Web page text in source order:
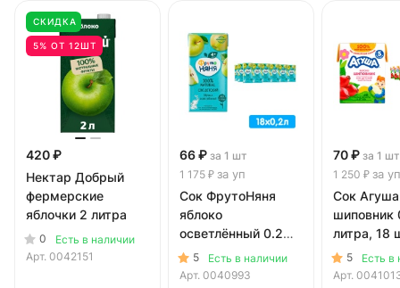
СКИДКА
5% ОТ 12ШТ
420 ₽
Нектар Добрый
фермерские
яблочки 2 литра
0
Есть в наличии
Арт. 0042151
66 ₽ за 1 шт
1 175 ₽ за уп
Сок ФрутоНяня
яблоко
осветлённый 0.2
литра, 18 шт. в уп.
5
Есть в наличии
Арт. 0040993
70 ₽ за 1 шт
1 250 ₽ за уп
Сок
шиповник
литра, 18
5
Есть в
Арт.